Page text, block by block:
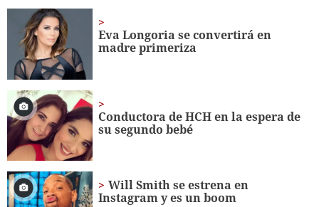
minute,
seconds
Eva Longoria se convertirá en
madre primeriza
Conductora de HCH en la espera de
su segundo bebé
Will Smith se estrena en
Instagram y es un boom